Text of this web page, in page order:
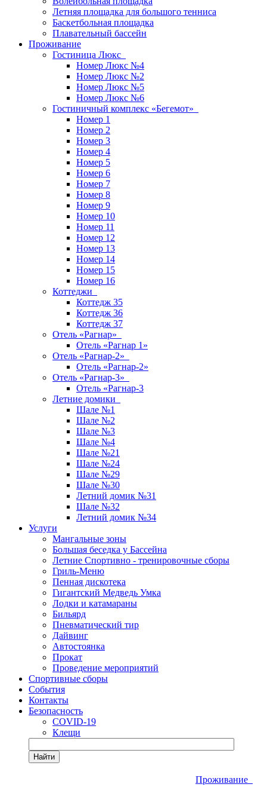
Летняя площадка для большого тенниса
Баскетбольная площадка
Плавательный бассейн
Проживание
Гостиница Люкс
Номер Люкс №4
Номер Люкс №2
Номер Люкс №5
Номер Люкс №6
Гостиничный комплекс «Бегемот»
Номер 1
Номер 2
Номер 3
Номер 4
Номер 5
Номер 6
Номер 7
Номер 8
Номер 9
Номер 10
Номер 11
Номер 12
Номер 13
Номер 14
Номер 15
Номер 16
Коттеджи
Коттедж 35
Коттедж 36
Коттедж 37
Отель «Рагнар»
Отель «Рагнар 1»
Отель «Рагнар-2»
Отель «Рагнар-2»
Отель «Рагнар-3»
Отель «Рагнар-3
Летние домики
Шале №1
Шале №2
Шале №3
Шале №4
Шале №21
Шале №24
Шале №29
Шале №30
Летний домик №31
Шале №32
Летний домик №34
Услуги
Мангальные зоны
Большая беседка у Бассейна
Летние Спортивно - тренировочные сборы
Гриль-Меню
Пенная дискотека
Гигантский Медведь Умка
Лодки и катамараны
Бильярд
Пневматический тир
Дайвинг
Автостоянка
Прокат
Проведение мероприятий
Спортивные сборы
События
Контакты
Безопасность
COVID-19
Клещи
Найти
Проживание